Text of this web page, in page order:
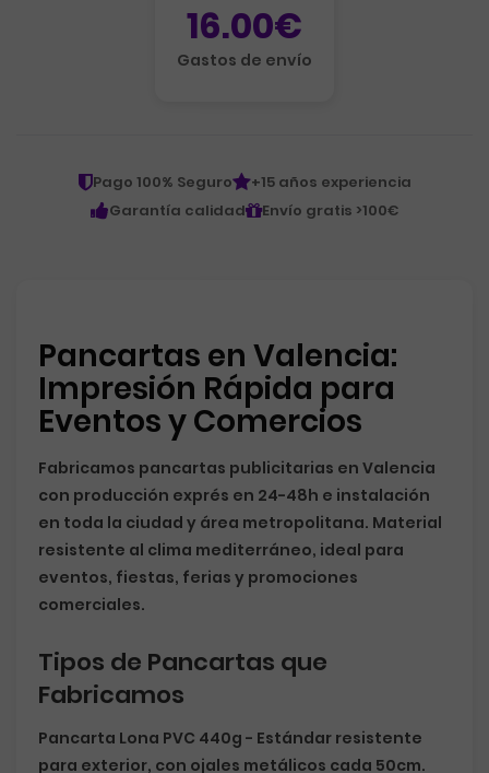
16.00€
Gastos de envío
Pago 100% Seguro
+15 años experiencia
Garantía calidad
Envío gratis >100€
Pancartas en Valencia:
Impresión Rápida para
Eventos y Comercios
Fabricamos pancartas publicitarias en Valencia
con producción exprés en 24-48h e instalación
en toda la ciudad y área metropolitana. Material
resistente al clima mediterráneo, ideal para
eventos, fiestas, ferias y promociones
comerciales.
Tipos de Pancartas que
Fabricamos
Pancarta Lona PVC 440g - Estándar resistente
para exterior, con ojales metálicos cada 50cm.